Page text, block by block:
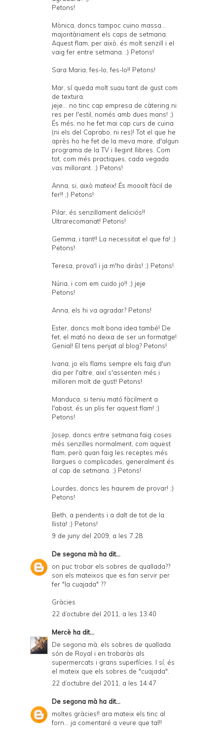
Petons!
Mònica, doncs tampoc cuino massa...
majoritàriament els caps de setmana.
Aquest flam, per això, és molt senzill i el
vaig fer entre setmana. ;) Petons!
Sara Maria, fes-lo, fes-lo!! Petons!
Mar, sí queda molt suau tant de gust com
de textura.
jeje... no tinc cap empresa de càtering ni
res per l'estil, només amb dues mans! ;)
És més, no he fet mai cap curs de cuina
(ni els del Caprabo, ni res)! Tot el que he
après ho he fet de la meva mare, d'algun
programa de la TV i llegint llibres. Com
tot, com més practiques, cada vegada
vas millorant. ;) Petons!
Anna, si, això mateix! És mooolt fàcil de
fer!! ;) Petons!
Pilar, és senzillament deliciós!!
Ultrarecomanat! Petons!
Gemma, i tant!! La necessitat el que fa! ;)
Petons!
Teresa, prova'l i ja m'ho diràs! ;) Petons!
Núria, i com em cuido jo!! ;) jeje
Petons!
Anna, els hi va agradar? Petons!
Ester, doncs molt bona idea també! De
fet, el mató no deixa de ser un formatge!
Genial! El tens penjat al blog? Petons!
Ivana, jo els flams sempre els faig d'un
dia per l'altre, així s'assenten més i
milloren molt de gust! Petons!
Manduca, si teniu mató fàcilment a
l'abast, és un plis fer aquest flam! ;)
Petons!
Josep, doncs entre setmana faig coses
més senzilles normalment, com aquest
flam, però quan faig les receptes més
llargues o complicades, generalment és
al cap de setmana. ;) Petons!
Lourdes, doncs les haurem de provar! ;)
Petons!
Beth, a pendents i a dalt de tot de la
llista! ;) Petons!
9 de juny del 2009, a les 7:28
De segona mà ha dit...
on puc trobar els sobres de quallada??
son els mateixos que es fan servir per
fer "la cuajada" ??
Gràcies
22 d’octubre del 2011, a les 13:40
Mercè ha dit...
De segona mà, els sobres de quallada
són de Royal i en trobaràs als
supermercats i grans superfícies. I sí, és
el mateix que els sobres de "cuajada".
22 d’octubre del 2011, a les 14:47
De segona mà ha dit...
moltes gràcies!! ara mateix els tinc al
forn... ja comentaré a veure que tal!!